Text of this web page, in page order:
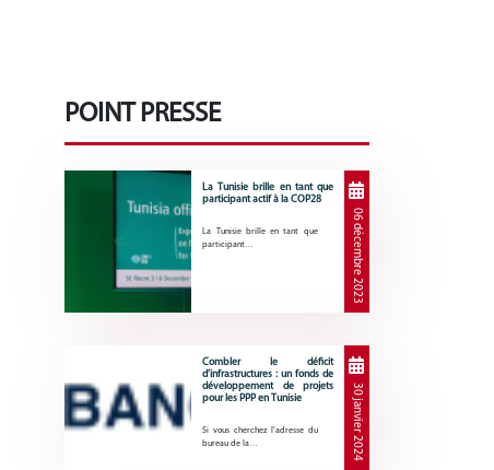
POINT PRESSE
La Tunisie brille en tant que
participant actif à la COP28
La Tunisie brille en tant que
participant…
06 décembre 2023
Combler le déficit
d’infrastructures : un fonds de
développement de projets
pour les PPP en Tunisie
Si vous cherchez l’adresse du
bureau de la…
30 janvier 2024